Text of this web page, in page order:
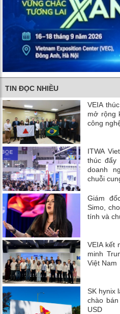
TIN ĐỌC NHIỀU
VEIA
mở rộng
công
ITWA
thúc đẩy
doanh
chuỗi
Giám
Simo,
tính và
VEIA kết
minh
Việt Nam
SK hynix
chào
USD